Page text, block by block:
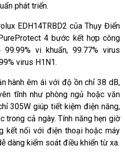
phát triển.
EDH14TRBD2 của Thụy Điển
4 bước kết hợp công
vi khuẩn, 99.77% virus
virus H1N1.
hành êm ái với độ ồn chỉ 38 dB,
tĩnh như phòng ngủ hoặc văn
305W giúp tiết kiệm điện năng,
trong cả ngày. Tính năng hẹn giờ
kết nối với điện thoại hoặc máy
dàng kiểm soát điều khiển từ xa.